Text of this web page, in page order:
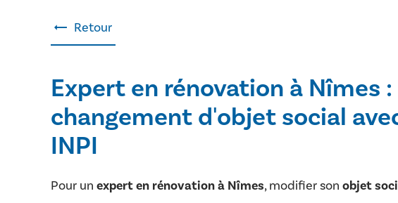
Retour
Expert en rénovation à Nîmes
changement d'objet social
INPI
Pour un expert en rénovation à Nîmes, modifier son objet